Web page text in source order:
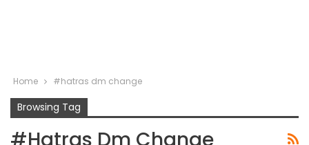
Home #hatras dm change
Browsing Tag